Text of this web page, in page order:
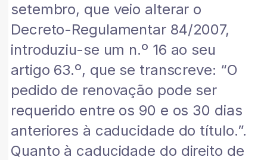
setembro, que veio alterar o
Decreto-Regulamentar 84/2007,
introduziu-se um n.º 16 ao seu
artigo 63.º, que se transcreve: “O
pedido de renovação pode ser
requerido entre os 90 e os 30 dias
anteriores à caducidade do título.”.
Quanto à caducidade do direito de